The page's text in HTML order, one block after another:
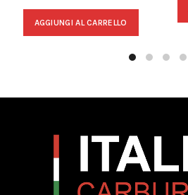
AGGIUNGI AL CARRELLO